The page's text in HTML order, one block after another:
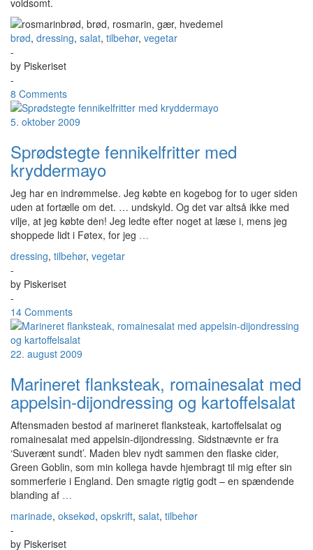
voldsomt.
brød, dressing, salat, tilbehør, vegetar
-
by Piskeriset
-
8 Comments
5. oktober 2009
Sprødstegte fennikelfritter med
kryddermayo
Jeg har en indrømmelse. Jeg købte en kogebog for to uger siden
uden at fortælle om det. … undskyld. Og det var altså ikke med
vilje, at jeg købte den! Jeg ledte efter noget at læse i, mens jeg
shoppede lidt i Føtex, for jeg …
dressing, tilbehør, vegetar
-
by Piskeriset
-
14 Comments
22. august 2009
Marineret flanksteak, romainesalat med
appelsin-dijondressing og kartoffelsalat
Aftensmaden bestod af marineret flanksteak, kartoffelsalat og
romainesalat med appelsin-dijondressing. Sidstnævnte er fra
‘Suverænt sundt’. Maden blev nydt sammen den flaske cider,
Green Goblin, som min kollega havde hjembragt til mig efter sin
sommerferie i England. Den smagte rigtig godt – en spændende
blanding af …
marinade, oksekød, opskrift, salat, tilbehør
-
by Piskeriset